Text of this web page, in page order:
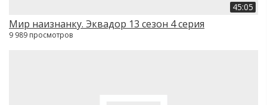
45:05
Мир наизнанку. Эквадор 13 сезон 4 серия
9 989 просмотров